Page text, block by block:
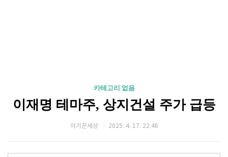
카테고리 없음
이재명 테마주, 상지건설 주가 급등
야기꾼세상 2025. 4. 17. 22:46